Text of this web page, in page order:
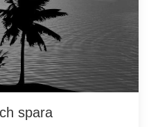
spara